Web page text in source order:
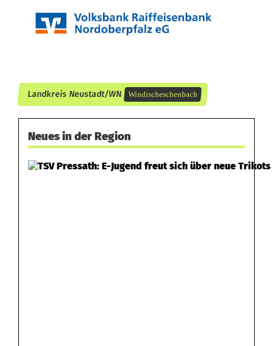
Landkreis Neustadt/WN Windischeschenbach
Neues in der Region